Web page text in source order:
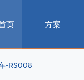
页 方案
-RS008